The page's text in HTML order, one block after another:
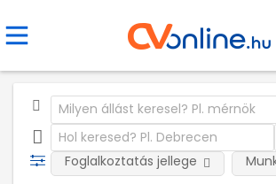
Foglalkoztatás jellege